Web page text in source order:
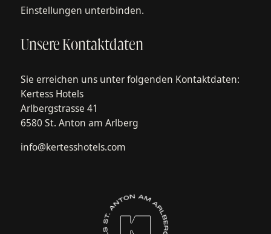
Einstellungen unterbinden.
Unsere Kontaktdaten
Sie erreichen uns unter folgenden Kontaktdaten:
Kertess Hotels
Arlbergstrasse 41
6580 St. Anton am Arlberg
info@kertesshotels.com